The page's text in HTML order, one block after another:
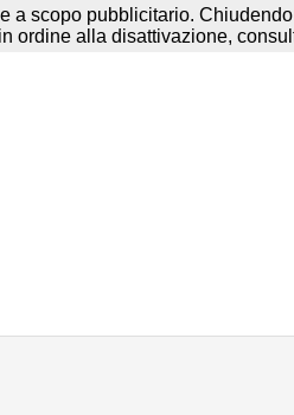
-Disclaimer-Termini d'uso
a scopo pubblicitario.
ordine alla disattivazione,